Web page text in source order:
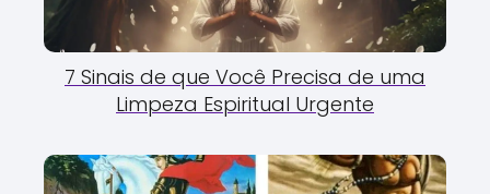
7 Sinais de que Você Precisa de uma
Limpeza Espiritual Urgente